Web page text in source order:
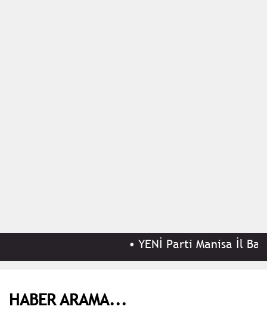
YENİ Parti Manisa İl
HABER ARAMA...